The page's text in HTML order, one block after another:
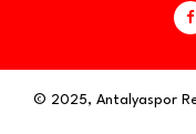
© 2025, Antalyaspor